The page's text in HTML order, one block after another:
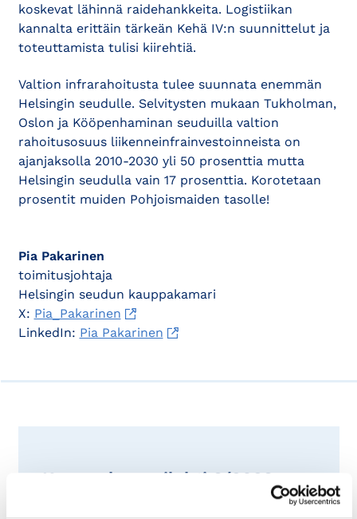
koskevat lähinnä raidehankkeita. Logistiikan
kannalta erittäin tärkeän Kehä IV:n suunnittelut ja
toteuttamista tulisi kiirehtiä.
Valtion infrarahoitusta tulee suunnata enemmän
Helsingin seudulle. Selvitysten mukaan Tukholman,
Oslon ja Kööpenhaminan seuduilla valtion
rahoitusosuus liikenneinfrainvestoinneista on
ajanjaksolla 2010-2030 yli 50 prosenttia mutta
Helsingin seudulla vain 17 prosenttia. Korotetaan
prosentit muiden Pohjoismaiden tasolle!
Pia Pakarinen
toimitusjohtaja
Helsingin seudun kauppakamari
X: Pia_Pakarinen
LinkedIn: Pia Pakarinen
Kauppakamarilehti 3/2023